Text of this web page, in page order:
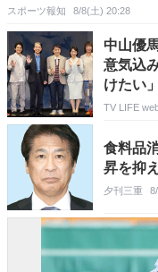
スポーツ報知 8/8(土) 20:28
中山優
意気込
けたい」
TV LIFE
食料品
昇を抑
夕刊三重